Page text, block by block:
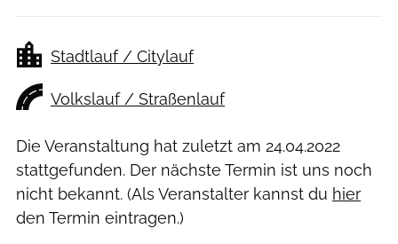
Stadtlauf / Citylauf
Volkslauf / Straßenlauf
Die Veranstaltung hat zuletzt am 24.04.2022
stattgefunden. Der nächste Termin ist uns noch
nicht bekannt. (Als Veranstalter kannst du hier
den Termin eintragen.)